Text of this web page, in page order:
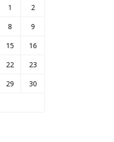
1
2
8
9
15
16
22
23
29
30